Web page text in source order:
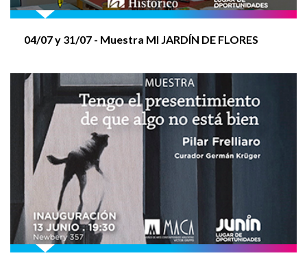
CRUCE 2.500 M
COLONIA PCD
RENOVÁ TU CARNET de Manipulación de
04/07 y 31/07 - Muestra MI JARDÍN DE FLORES